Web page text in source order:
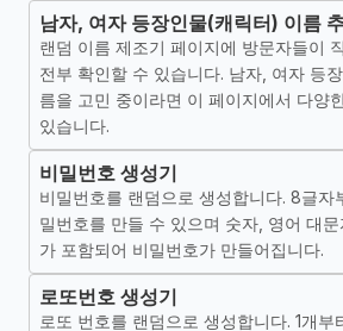
남자, 여자 등장인물(캐릭터) 이름
랜덤 이름 제조기 페이지에 방문자들이
전부 확인할 수 있습니다. 남자, 여자 등
름을 고민 중이라면 이 페이지에서 다양
있습니다.
비밀번호 생성기
비밀번호를 랜덤으로 생성합니다. 8글자
밀번호를 만들 수 있으며 숫자, 영어 대
가 포함되어 비밀번호가 만들어집니다.
로또번호 생성기
로또 번호를 랜덤으로 생성합니다. 1개부